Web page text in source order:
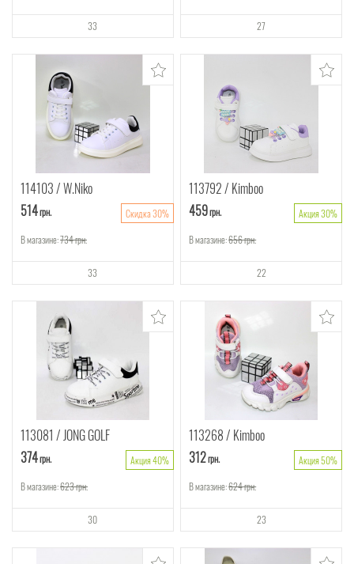
33 27
114103 W.Niko
514грн.
Скидка 30%
В магазине:734грн.
33
113792 Kimboo
459грн.
Акция 30%
В магазине:656грн.
22
113081 JONG GOLF
374грн.
Акция 40%
В магазине:623грн.
30
113268 Kimboo
312грн.
Акция 50%
В магазине:624грн.
23